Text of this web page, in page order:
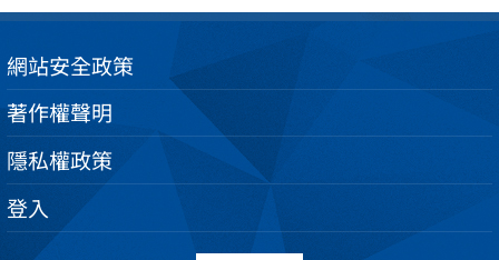
網站安全政策
著作權聲明
隱私權政策
登入